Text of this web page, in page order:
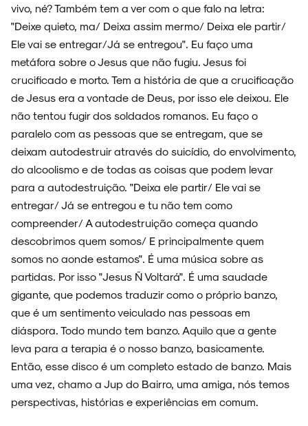
ESPECIAIS
FAIXA A FAIXA
NOVIDADES
NOIZE RECORD CLUB
SOBRE
vivo, né? Também tem a ver com o que falo na letra:
"Deixe quieto, ma/ Deixa assim mermo/ Deixa ele partir/
Ele vai se entregar/Já se entregou". Eu faço uma
metáfora sobre o Jesus que não fugiu. Jesus foi
crucificado e morto. Tem a história de que a crucificação
de Jesus era a vontade de Deus, por isso ele deixou. Ele
não tentou fugir dos soldados romanos. Eu faço o
paralelo com as pessoas que se entregam, que se
deixam autodestruir através do suicídio, do envolvimento,
do alcoolismo e de todas as coisas que podem levar
para a autodestruição. "Deixa ele partir/ Ele vai se
entregar/ Já se entregou e tu não tem como
compreender/ A autodestruição começa quando
descobrimos quem somos/ E principalmente quem
somos no aonde estamos". É uma música sobre as
partidas. Por isso "Jesus Ñ Voltará". É uma saudade
gigante, que podemos traduzir como o próprio banzo,
que é um sentimento veiculado nas pessoas em
diáspora. Todo mundo tem banzo. Aquilo que a gente
leva para a terapia é o nosso banzo, basicamente.
Então, esse disco é um completo estado de banzo. Mais
uma vez, chamo a Jup do Bairro, uma amiga, nós temos
perspectivas, histórias e experiências em comum.